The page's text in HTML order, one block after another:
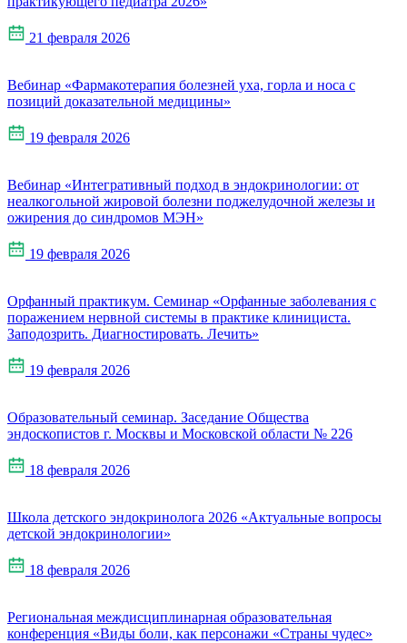
21 февраля 2026
Вебинар «Фармакотерапия болезней уха, горла и носа с
позиций доказательной медицины»
19 февраля 2026
Вебинар «Интегративный подход в эндокринологии: от
неалкогольной жировой болезни поджелудочной железы и
ожирения до синдромов МЭН»
19 февраля 2026
Орфанный практикум. Семинар «Орфанные заболевания с
поражением нервной системы в практике клинициста.
Заподозрить. Диагностировать. Лечить»
19 февраля 2026
Образовательный семинар. Заседание Общества
эндоскопистов г. Москвы и Московской области № 226
18 февраля 2026
Школа детского эндокринолога 2026 «Актуальные вопросы
детской эндокринологии»
18 февраля 2026
Региональная междисциплинарная образовательная
конференция «Виды боли, как персонажи «Страны чудес»